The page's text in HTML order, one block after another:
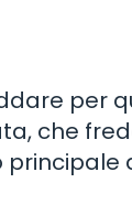
per
che